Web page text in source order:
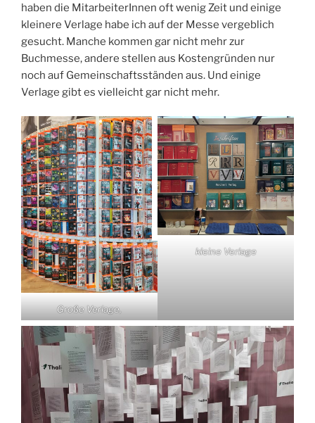
haben die MitarbeiterInnen oft wenig Zeit und einige
kleinere Verlage habe ich auf der Messe vergeblich
gesucht. Manche kommen gar nicht mehr zur
Buchmesse, andere stellen aus Kostengründen nur
noch auf Gemeinschaftsständen aus. Und einige
Verlage gibt es vielleicht gar nicht mehr.
Große Verlage,
kleine Verlage